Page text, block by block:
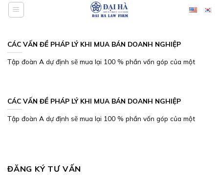
Bỏ
qua
dungCÁC VẤN ĐỀ PHÁP LÝ KHI MUA BÁN DOANH NGHIỆP
Tập đoàn A dự định sẽ mua lại 100 % phần vốn góp của một
CÁC VẤN ĐỀ PHÁP LÝ KHI MUA BÁN DOANH NGHIỆP
Tập đoàn A dự định sẽ mua lại 100 % phần vốn góp của một
ĐĂNG KÝ TƯ VẤN